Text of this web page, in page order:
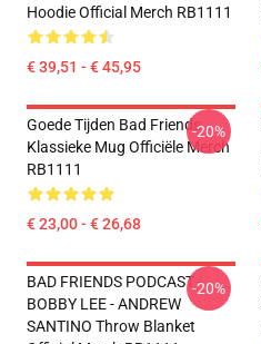
Hoodie Official Merch RB1111
€ 39,51 - € 45,95
Goede Tijden Bad Friends
Klassieke Mug Officiële Merch
RB1111
€ 23,00 - € 26,68
-20%
BAD FRIENDS PODCAST -
BOBBY LEE - ANDREW
SANTINO Throw Blanket
-20%